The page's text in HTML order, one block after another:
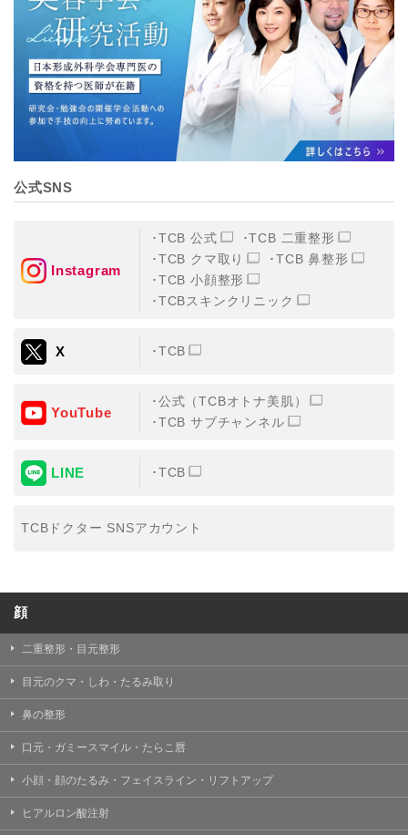
TCBグループは、取り扱う個人情報を、厳正な管理の下
に蓄積・保管し、当該個人情報への不正アクセス・紛
失・破壊・改ざんおよび漏洩等を防止するため、必要か
つ適切な組織的・人的・物理的・技術的防御措置を講じ
ます。
【個人情報の共同利用について】
TCBグループは、【利用目的】達成に必要な範囲で、取
得情報を共同して利用することがあります。
なお、共同利用にあたっては、一般社団法人メディカル
す。
一般社団法人メディカルアライアンス
①共同して利用される情報
②共同して利用する者の範囲
③共同利用する者の利用目的
【外部委託について】
おいて、取得情報の取扱いの全部または一部を外部の業
務委託先に委託することがあります。取得情報の取り扱
TCBグループは、個人情報保護法その他の法令により認
められる場合を除き、患者様の同意なしに、取得情報を
ん。
【個人情報の開示・訂正・利用停止について】
TCBグループは、本人の申し出により個人情報に関する
開示、訂正、更新、削除、利用停止その他お問い合わせ
について、これを適切に対応します。
【Cookie(クッキー)について】
公式SNS
Instagram
TCB 公式
TCB 二重整形
TCB クマ取り
TCB 鼻整形
TCB 小顔整形
TCBスキンクリニック
X TCB
YouTube
公式（TCBオトナ美肌）
TCB サブチャンネル
LINE TCB
TCBドクター SNSアカウント
顔
二重整形・目元整形
目元のクマ・しわ・たるみ取り
鼻の整形
口元・ガミースマイル・たらこ唇
小顔・顔のたるみ・フェイスライン・リフトアップ
ヒアルロン酸注射